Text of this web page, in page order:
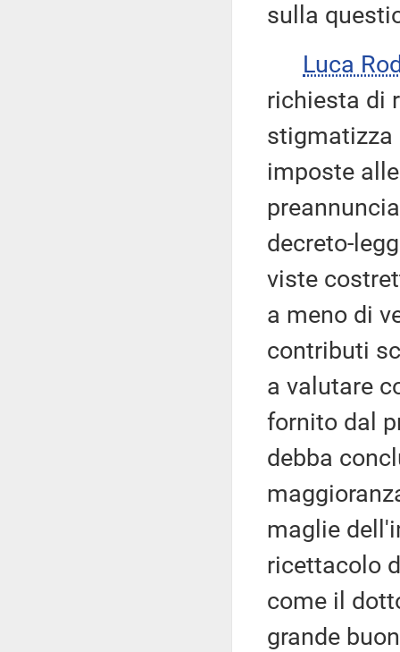
sulla
Luca
richiesta di
stigmatizza
imposte
decreto-
viste
a meno di
contributi
a valutare
fornito dal
debba
maglie
ricettacolo
come il
grande